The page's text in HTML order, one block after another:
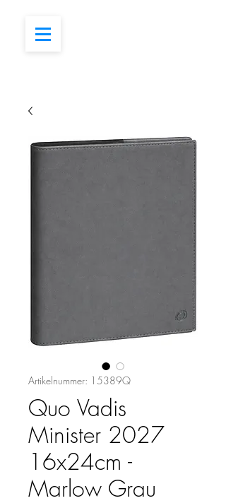
Artikelnummer: 15389Q
Quo Vadis
Minister 2027
16x24cm -
Marlow Grau